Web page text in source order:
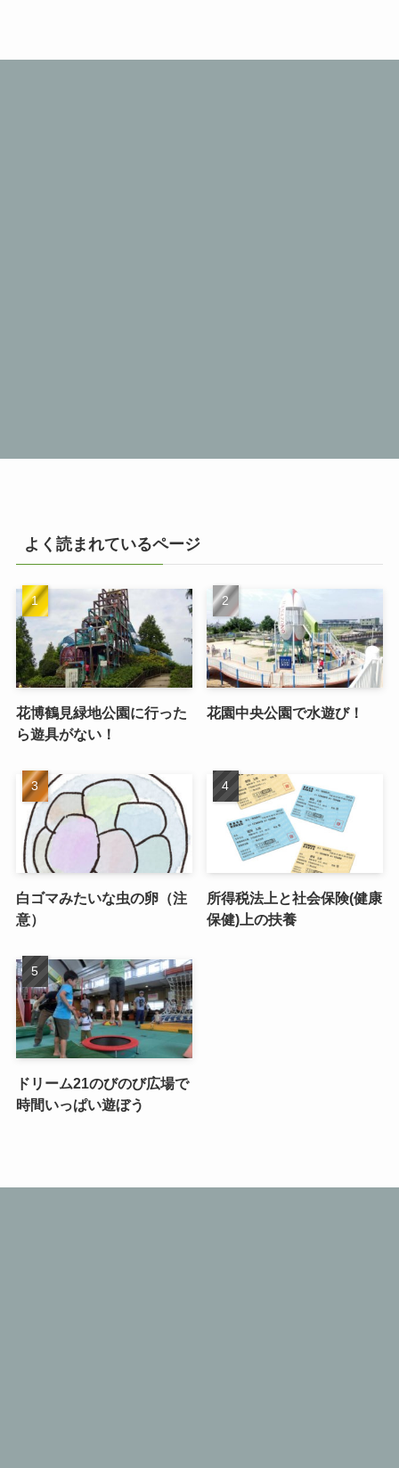
よく読まれているページ
花博鶴見緑地公園に行った
ら遊具がない！
花園中央公園で水遊び！
白ゴマみたいな虫の卵（注
意）
所得税法上と社会保険(健康
保健)上の扶養
ドリーム21のびのび広場で
時間いっぱい遊ぼう